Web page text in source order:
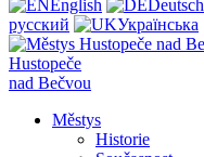
English Deutsch
русский
Українська
Hustopeče
nad Bečvou
Městys
Historie